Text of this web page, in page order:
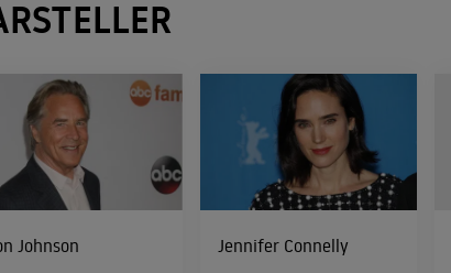
Johnson Jennifer Connelly